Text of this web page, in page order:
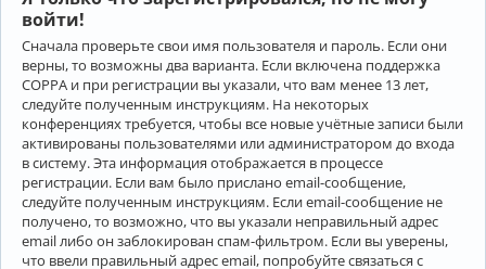
войти!
Сначала проверьте свои имя пользователя и пароль. Если они
верны, то возможны два варианта. Если включена поддержка
COPPA и при регистрации вы указали, что вам менее 13 лет,
следуйте полученным инструкциям. На некоторых
конференциях требуется, чтобы все новые учётные записи были
активированы пользователями или администратором до входа
в систему. Эта информация отображается в процессе
регистрации. Если вам было прислано email-сообщение,
следуйте полученным инструкциям. Если email-сообщение не
получено, то возможно, что вы указали неправильный адрес
email либо он заблокирован спам-фильтром. Если вы уверены,
что ввели правильный адрес email, попробуйте связаться с